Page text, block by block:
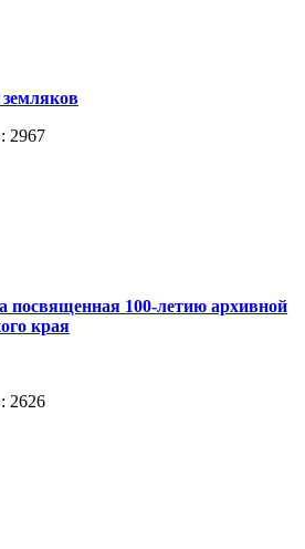
2967
посвященная 100-летию архивной
края
2626